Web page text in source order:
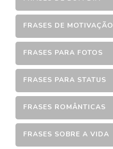
FRASES DE MOTIVAÇÃO
FRASES PARA FOTOS
FRASES PARA STATUS
FRASES ROMÂNTICAS
FRASES SOBRE A VIDA